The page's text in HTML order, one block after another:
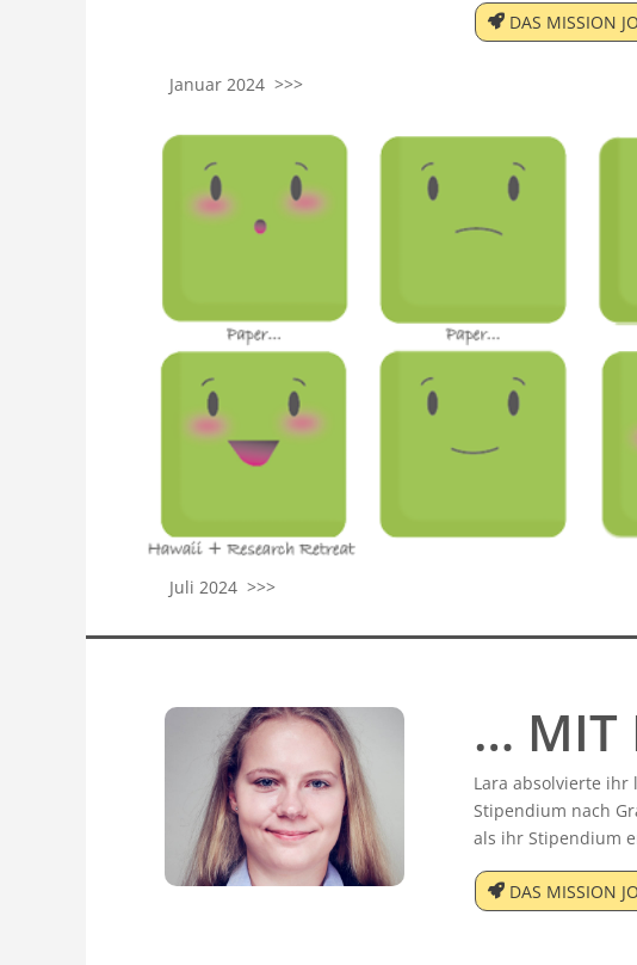
DAS MISSION
Januar 2024 >>>
Juli 2024 >>>
… MIT
Lara absolvierte ihr
Stipendium nach
als ihr Stipendium
DAS MISSION